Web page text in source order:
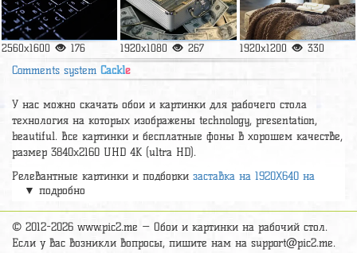
2560x1600 176 1920x1080 267 1920x1200 330
Comments system Cackle
У нас можно скачать обои и картинки для рабочего стола
технология на которых изображены technology, presentation,
beautiful. Все картинки и бесплатные фоны в хорошем качестве,
размер 3840x2160 UHD 4К (ultra HD).
Релевантные картинки и подборки заставка на 1920Х640 на
рабочий стол window 10,зима,весна,лето,осень
ноутбук глобус книги фото,
А так же можно найти много других картинок на нужную тему
раздел обои Hi-tech, на сайте pic2.me представлено очень
▼ подробно
© 2012-2026 www.pic2.me — Обои и картинки на рабочий стол.
Если у вас возникли вопросы, пишите нам на support@pic2.me.